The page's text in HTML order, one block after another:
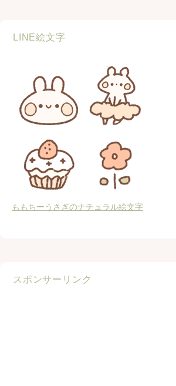
LINE絵文字
ももちーうさぎのナチュラル絵文字
スポンサーリンク